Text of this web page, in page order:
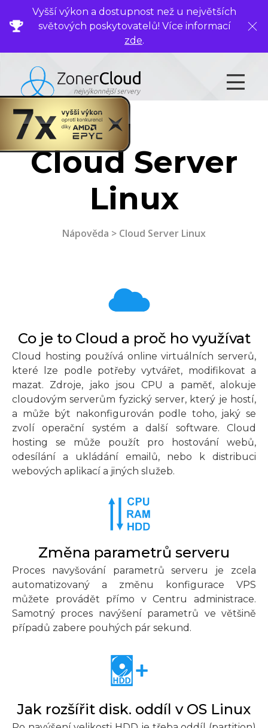
Vyšší výkon a dostupnost než u největších
světových poskytovatelů! Více informací
zde.
Cloud Server
Linux
Nápověda > Cloud Server Linux
Co je to Cloud a proč ho využívat
Cloud hosting používá online virtuálních serverů,
které lze podle potřeby vytvářet, modifikovat a
mazat. Zdroje, jako jsou CPU a paměť, alokuje
cloudovým serverům fyzický server, který je hostí,
a může být nakonfigurován podle toho, jaký se
zvolí operační systém a další software. Cloud
hosting se může použít pro hostování webů,
odesílání a ukládání emailů, nebo k distribuci
webových aplikací a jiných služeb.
Změna parametrů serveru
Proces navyšování parametrů serveru je zcela
automatizovaný a změnu konfigurace VPS
můžete provádět přímo v Centru administrace.
Samotný proces navýšení parametrů ve většině
případů zabere pouhých pár sekund.
Jak rozšířit disk. oddíl v OS Linux